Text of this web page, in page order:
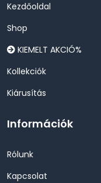
Kezdőoldal
Shop
KIEMELT AKCIÓ%
Kollekciók
Kiárusítás
Információk
Rólunk
Kapcsolat